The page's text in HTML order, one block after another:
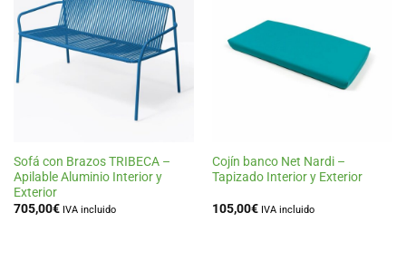
Añadir
a la
lista
de
deseos
Sofá con Brazos TRIBECA –
Apilable Aluminio Interior y
Exterior
705,00€ IVA incluido
de
deseos
Cojín banco Net Nardi –
Tapizado Interior y Exterior
105,00€ IVA incluido